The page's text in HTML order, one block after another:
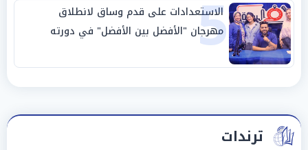
5
الاستعدادات على قدم وساق لانطلاق
مهرجان "الأفضل بين الأفضل" في دورته
الخامسة
ترندات